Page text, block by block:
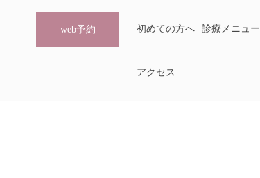
web予約 初めての方へ 診療メニュー
アクセス